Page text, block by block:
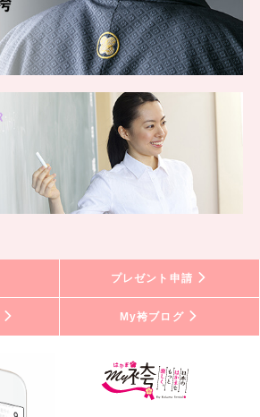
プレゼント申請
My袴ブログ